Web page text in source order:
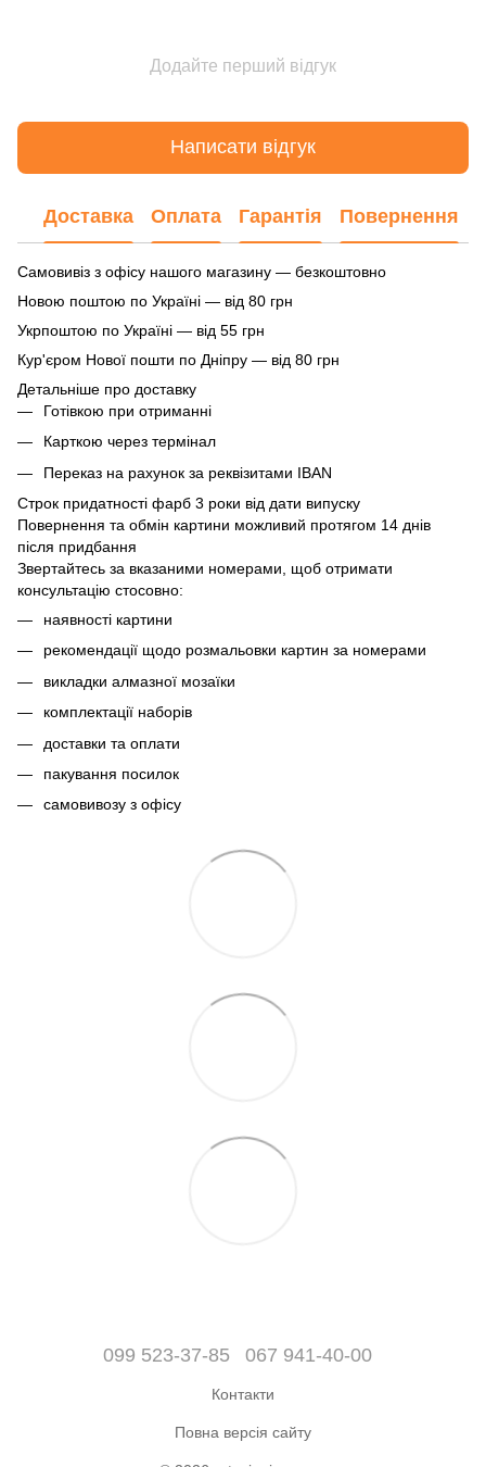
Додайте перший відгук
Написати відгук
Доставка Оплата Гарантія Повернення
Самовивіз з офісу нашого магазину — безкоштовно
Новою поштою по Україні — від 80 грн
Укрпоштою по Україні — від 55 грн
Кур'єром Нової пошти по Дніпру — від 80 грн
Детальніше про доставку
Готівкою при отриманні
Карткою через термінал
Переказ на рахунок за реквізитами IBAN
Строк придатності фарб 3 роки від дати випуску
Повернення та обмін картини можливий протягом 14 днів
після придбання
Звертайтесь за вказаними номерами, щоб отримати
консультацію стосовно:
наявності картини
рекомендації щодо розмальовки картин за номерами
викладки алмазної мозаїки
комплектації наборів
доставки та оплати
пакування посилок
самовивозу з офісу
099 523-37-85 067 941-40-00
Контакти
Повна версія сайту